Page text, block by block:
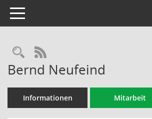
Toggle navigation
Rechercheauswahl
RSS-Feed
Bernd Neufeind
Informationen Mitarbeit